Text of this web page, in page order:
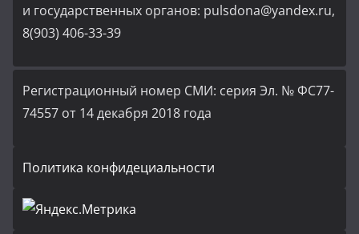
и государственных органов: pulsdona@yandex.ru,
8(903) 406-33-39
Регистрационный номер СМИ: серия Эл. № ФС77-
74557 от 14 декабря 2018 года
Политика конфидециальности